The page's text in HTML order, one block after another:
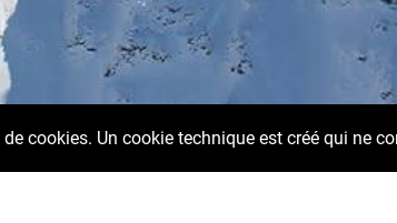
cookies. Un cookie technique est créé qui ne